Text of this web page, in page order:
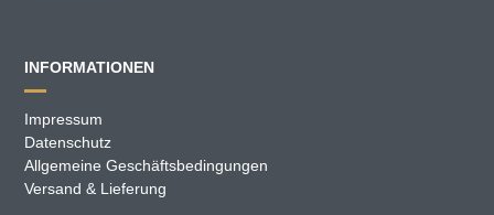
INFORMATIONEN
Impressum
Datenschutz
Allgemeine Geschäftsbedingungen
Versand & Lieferung